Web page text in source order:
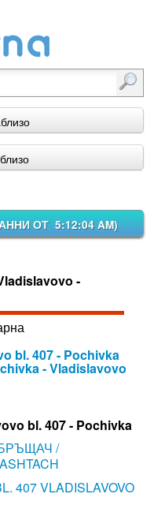
ОТ 5:12:04 AM)
-
bl. 407 - Pochivka
- Vladislavovo
bl. 407 - Pochivka
/
VLADISLAVOVO